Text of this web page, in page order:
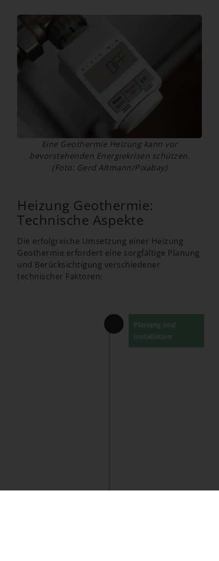
Eine Geothermie Heizung kann vor
bevorstehenden Energiekrisen schützen.
(Foto: Gerd Altmann/Pixabay)
Heizung Geothermie:
Technische Aspekte
Die erfolgreiche Umsetzung einer Heizung
Geothermie erfordert eine sorgfältige Planung
und Berücksichtigung verschiedener
technischer Faktoren:
Planung und
Installation